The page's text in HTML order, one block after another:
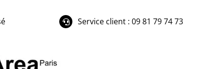
Service client : 09 81 79 74 73